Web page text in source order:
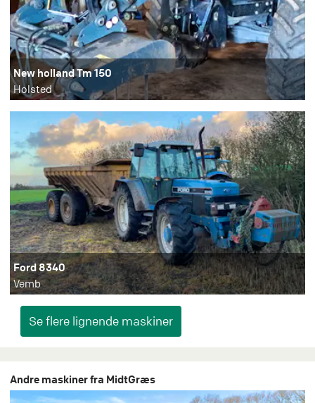
New holland Tm 150
Holsted
Ford 8340
Vemb
Andre maskiner fra MidtGræs